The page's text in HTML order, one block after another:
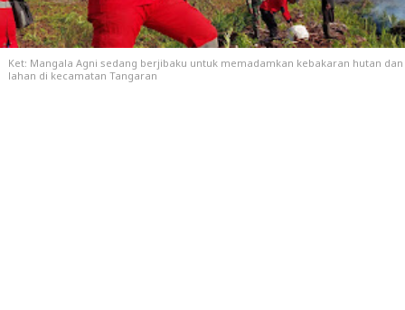
Ket: Mangala Agni sedang berjibaku untuk memadamkan kebakaran hutan dan
lahan di kecamatan Tangaran